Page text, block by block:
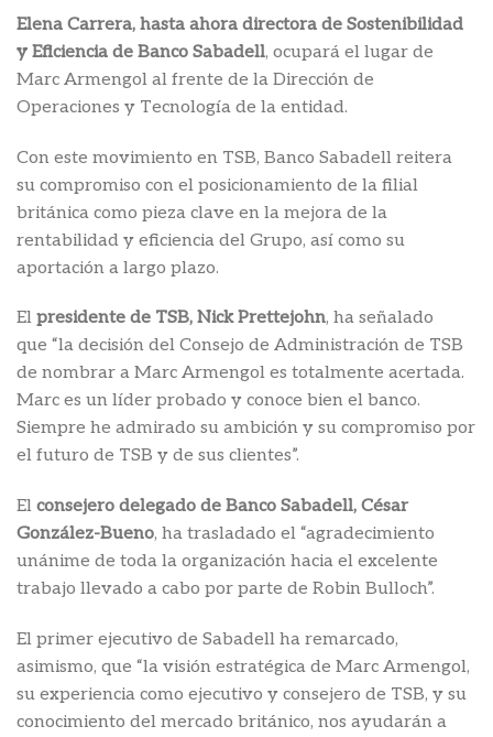
Elena Carrera, hasta ahora directora de Sostenibilidad
y Eficiencia de Banco Sabadell, ocupará el lugar de
Marc Armengol al frente de la Dirección de
Operaciones y Tecnología de la entidad.
Con este movimiento en TSB, Banco Sabadell reitera
su compromiso con el posicionamiento de la filial
británica como pieza clave en la mejora de la
rentabilidad y eficiencia del Grupo, así como su
aportación a largo plazo.
El presidente de TSB, Nick Prettejohn, ha señalado
que “la decisión del Consejo de Administración de TSB
de nombrar a Marc Armengol es totalmente acertada.
Marc es un líder probado y conoce bien el banco.
Siempre he admirado su ambición y su compromiso por
el futuro de TSB y de sus clientes”.
El consejero delegado de Banco Sabadell, César
González-Bueno, ha trasladado el “agradecimiento
unánime de toda la organización hacia el excelente
trabajo llevado a cabo por parte de Robin Bulloch”.
El primer ejecutivo de Sabadell ha remarcado,
asimismo, que “la visión estratégica de Marc Armengol,
su experiencia como ejecutivo y consejero de TSB, y su
conocimiento del mercado británico, nos ayudarán a